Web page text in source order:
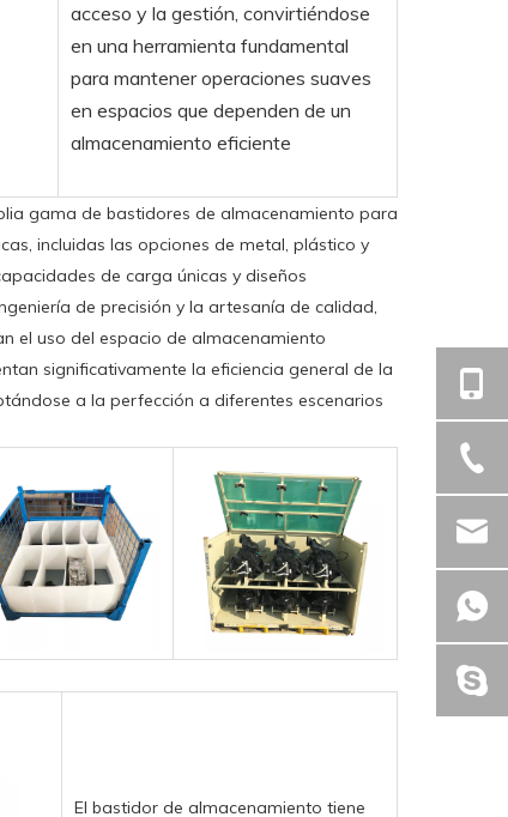
acceso y la gestión, convirtiéndose
en una herramienta fundamental
para mantener operaciones suaves
en espacios que dependen de un
almacenamiento eficiente
gama de bastidores de almacenamiento para
incluidas las opciones de metal, plástico y
de carga únicas y diseños
de precisión y la artesanía de calidad,
el uso del espacio de almacenamiento
significativamente la eficiencia general de la
a la perfección a diferentes escenarios
El bastidor de almacenamiento tiene